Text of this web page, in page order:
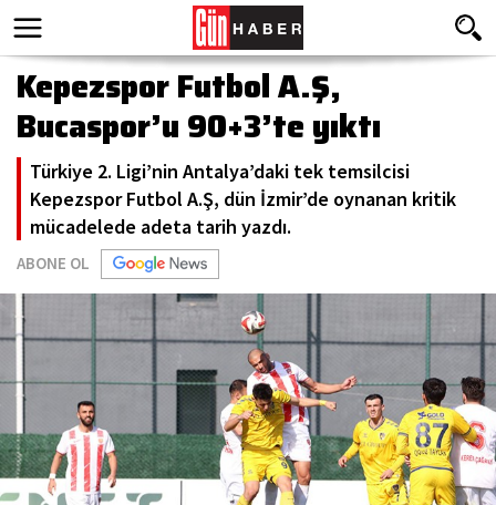
Kepezspor Futbol A.Ş,
Bucaspor’u 90+3’te yıktı
Türkiye 2. Ligi’nin Antalya’daki tek temsilcisi
Kepezspor Futbol A.Ş, dün İzmir’de oynanan kritik
mücadelede adeta tarih yazdı.
ABONE OL